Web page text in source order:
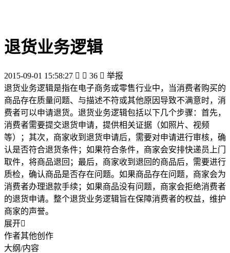
退货业务逻辑
2015-09-01 15:58:27   36  举报
退货业务逻辑是指在电子商务或零售行业中，当消费者购买的
商品存在质量问题、与描述不符或其他原因导致不满意时，消
费者可以申请退货。退货业务逻辑包括以下几个步骤：首先，
消费者需要提交退货申请，提供相关证据（如照片、视频
等）；其次，商家收到退货申请后，需要对申请进行审核，确
认是否符合退货条件；如果符合条件，商家会安排快递员上门
取件，将商品退回；最后，商家收到退回的商品后，需要进行
质检，确认商品是否存在问题。如果商品存在问题，商家会为
消费者办理退款手续；如果商品没有问题，商家会拒绝消费者
的退货申请。整个退货业务逻辑旨在保障消费者的权益，维护
商家的声誉。
展开
作者其他创作
大纲/内容